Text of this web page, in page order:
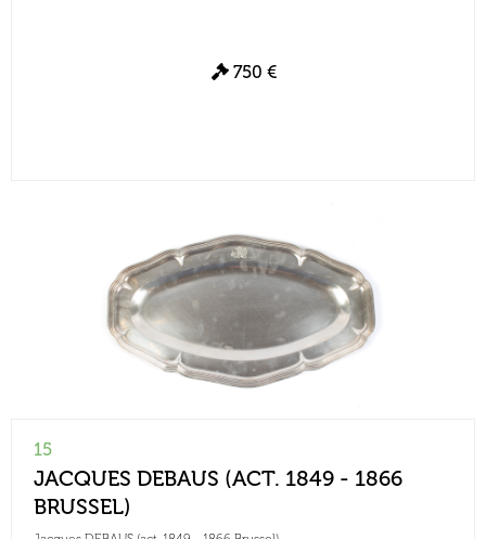
750 €
15
JACQUES DEBAUS (ACT. 1849 - 1866
BRUSSEL)